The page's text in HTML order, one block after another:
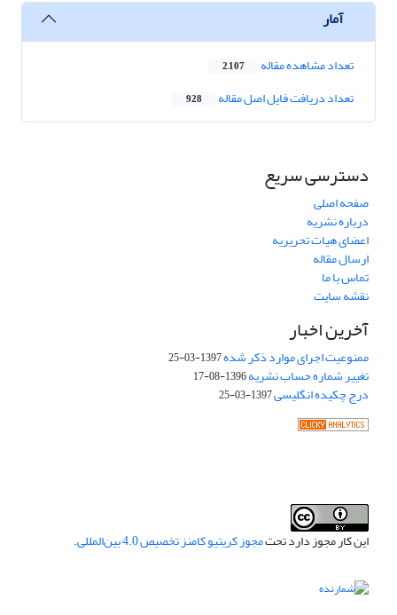
آمار
تعداد مشاهده مقاله 2,107
تعداد دریافت فایل اصل مقاله 928
دسترسی سریع
صفحه اصلی
درباره نشریه
اعضای هیات تحریریه
ارسال مقاله
تماس با ما
نقشه سایت
آخرین اخبار
ممنوعیت اجرای موارد ذکر شده1397-03-25
تغییر شماره حساب نشریه1396-08-17
درج چکیده انگلیسی1397-03-25
این کار مجوز دارد تحتمجوز کریتیو کامنز تخصیص 4.0 بین‌المللی .